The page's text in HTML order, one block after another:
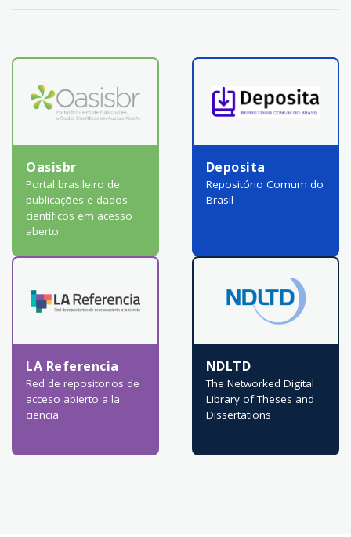
Oasisbr
Portal brasileiro de
publicações e dados
científicos em acesso
aberto
Deposita
Repositório Comum do
Brasil
LA Referencia
Red de repositorios de
acceso abierto a la
ciencia
NDLTD
The Networked Digital
Library of Theses and
Dissertations